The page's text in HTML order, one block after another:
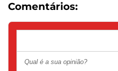
Comentários: